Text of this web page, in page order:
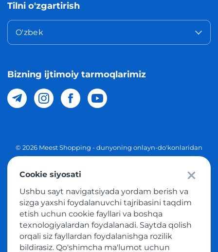
Tilni o'zgartirish
O'zbek
Bizning ijtimoiy tarmoqlarimiz
© 2026 Meest Shopping - dunyoning onlayn-do'konlaridan
Ommaviy taklif
Tovar sotib olish xizmatidan foydalanish shartlari
Cookie siyosati
Ushbu sayt navigatsiyada yordam berish va
sizga yaxshi foydalanuvchi tajribasini taqdim
etish uchun cookie fayllari va boshqa
texnologiyalardan foydalanadi. Saytda qolish
orqali siz fayllardan foydalanishga rozilik
bildirasiz. Qo'shimcha ma'lumot uchun